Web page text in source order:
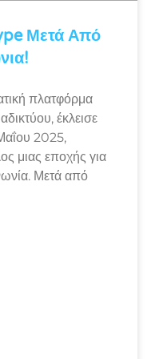
Μετά Από
πλατφόρμα
έκλεισε
2025,
μιας εποχής για
Μετά από